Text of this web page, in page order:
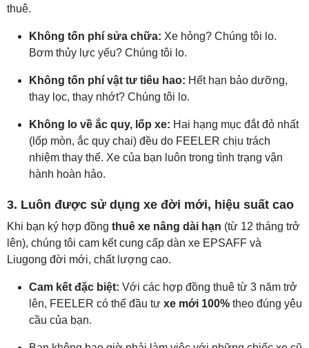
thuê.
Không tốn phí sửa chữa: Xe hỏng? Chúng tôi lo.
Bơm thủy lực yếu? Chúng tôi lo.
Không tốn phí vật tư tiêu hao: Hết hạn bảo dưỡng,
thay lọc, thay nhớt? Chúng tôi lo.
Không lo về ắc quy, lốp xe: Hai hạng mục đắt đỏ nhất
(lốp mòn, ắc quy chai) đều do FEELER chịu trách
nhiệm thay thế. Xe của bạn luôn trong tình trạng vận
hành hoàn hảo.
3. Luôn được sử dụng xe đời mới, hiệu suất cao
Khi bạn ký hợp đồng thuê xe nâng dài hạn (từ 12 tháng trở
lên), chúng tôi cam kết cung cấp dàn xe EPSAFF và
Liugong đời mới, chất lượng cao.
Cam kết đặc biệt: Với các hợp đồng thuê từ 3 năm trở
lên, FEELER có thể đầu tư xe mới 100% theo đúng yêu
cầu của bạn.